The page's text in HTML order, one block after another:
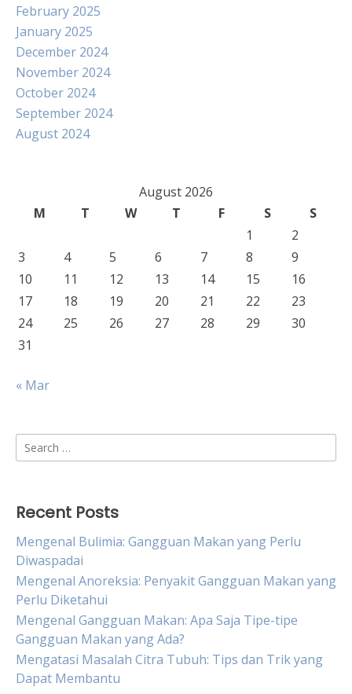
February 2025
January 2025
December 2024
November 2024
October 2024
September 2024
August 2024
August 2026
M
T W T F S
S
1
2
3
4 5 6 7 8
9
10
11 12 13 14 15
16
17
18 19 20 21 22
23
24
25 26 27 28 29
30
31
« Mar
Search
for:
Recent Posts
Mengenal Bulimia: Gangguan Makan yang Perlu
Diwaspadai
Mengenal Anoreksia: Penyakit Gangguan Makan yang
Perlu Diketahui
Mengenal Gangguan Makan: Apa Saja Tipe-tipe
Gangguan Makan yang Ada?
Mengatasi Masalah Citra Tubuh: Tips dan Trik yang
Dapat Membantu